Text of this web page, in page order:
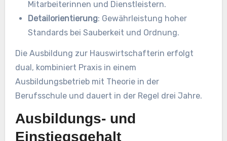
Mitarbeiterinnen und Dienstleistern.
Detailorientierung: Gewährleistung hoher
Standards bei Sauberkeit und Ordnung.
Die Ausbildung zur Hauswirtschafterin erfolgt
dual, kombiniert Praxis in einem
Ausbildungsbetrieb mit Theorie in der
Berufsschule und dauert in der Regel drei Jahre.
Ausbildungs- und
Einstiegsgehalt